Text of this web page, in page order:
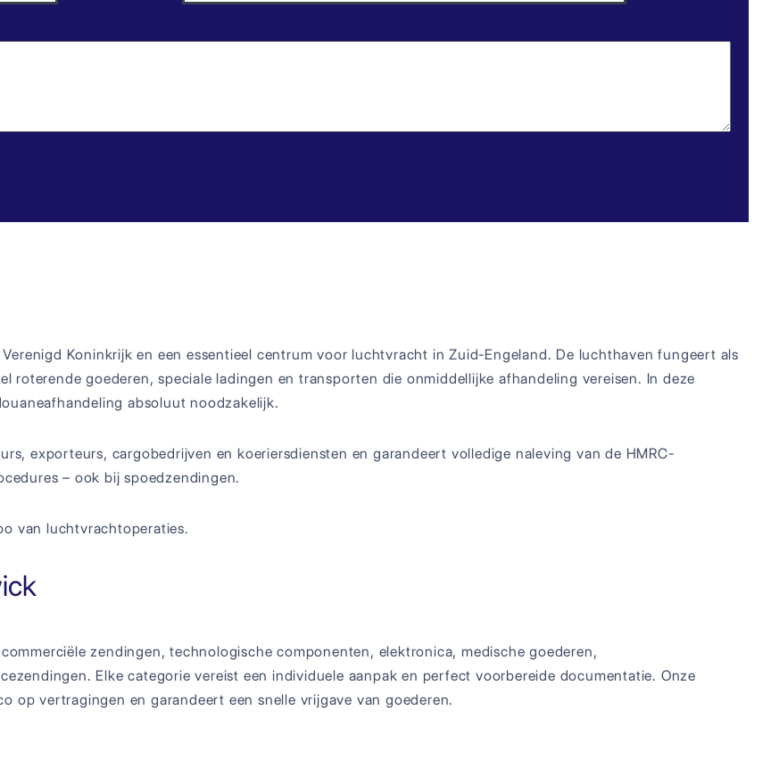
Koninkrijk en een essentieel centrum voor luchtvracht in Zuid-Engeland. De luchthaven fungeert als
goederen, speciale ladingen en transporten die onmiddellijke afhandeling vereisen. In deze
absoluut noodzakelijk.
exporteurs, cargobedrijven en koeriersdiensten en garandeert volledige naleving van de HMRC-
– ook bij spoedzendingen.
van luchtvrachtoperaties.
zendingen, technologische componenten, elektronica, medische goederen,
Elke categorie vereist een individuele aanpak en perfect voorbereide documentatie. Onze
op vertragingen en garandeert een snelle vrijgave van goederen.